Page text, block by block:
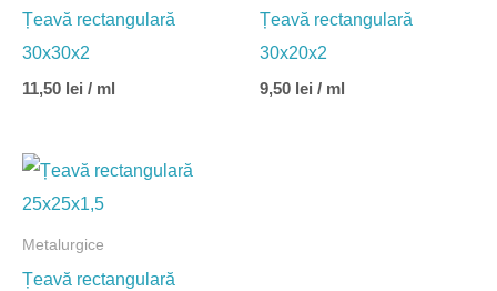
Țeavă rectangulară
30x30x2
11,50 lei / ml
Țeavă rectangulară
30x20x2
9,50 lei / ml
Metalurgice
Țeavă rectangulară